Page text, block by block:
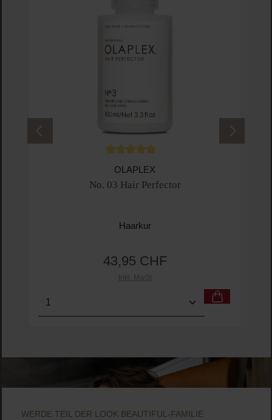
OLAPLEX
No. 03 Hair Perfector
Haarkur
Regulärer Preis:
43,95 CHF
Inkl. MwSt
Produkt Anzahl: Gib den gewünschten Wert
WERDE TEIL DER LOOK BEAUTIFUL-FAMILIE